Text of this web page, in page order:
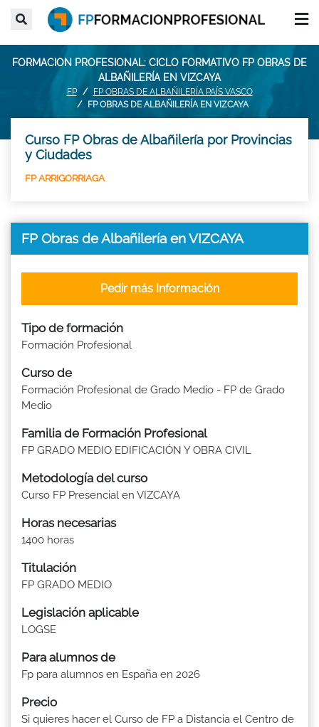
FORMACION PROFESIONAL: CICLO FORMATIVO FP OBRAS DE
ALBAÑILERÍA EN VIZCAYA
FP
FP OBRAS DE ALBAÑILERÍA PAÍS VASCO
FP OBRAS DE ALBAÑILERÍA EN VIZCAYA
Curso FP Obras de Albañilería por Provincias
y Ciudades
FP ARRIGORRIAGA
FP Obras de Albañilería en VIZCAYA
Tipo de formación
Formación Profesional
Curso de
Formación Profesional de Grado Medio - FP de Grado
Medio
Familia de Formación Profesional
FP GRADO MEDIO EDIFICACIÓN Y OBRA CIVIL
Metodología del curso
Curso FP Presencial en VIZCAYA
Horas necesarias
1400 horas
Titulación
FP GRADO MEDIO
Legislación aplicable
LOGSE
Para alumnos de
Fp para alumnos en España en 2026
Precio
Si quieres hacer el Curso de FP a Distancia el Centro de
Pedir más Información